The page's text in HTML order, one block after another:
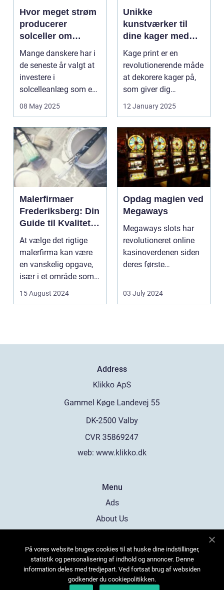
Hvor meget strøm
producerer
solceller om
vinteren?
Mange danskere har i
de seneste år valgt at
investere i
solcelleanlæg som en
bæred...
08 May 2025
Unikke
kunstværker til
dine kager med
kage print
Kage print er en
revolutionerende måde
at dekorere kager på,
som giver dig
mulighed for ...
12 January 2025
Malerfirmaer
Frederiksberg: Din
Guide til Kvalitet
og Service
At vælge det rigtige
malerfirma kan være
en vanskelig opgave,
især i et område som
Frederiksberg, hv...
15 August 2024
Opdag magien ved
Megaways
Megaways slots har
revolutioneret online
kasinoverdenen siden
deres første
spillea...
03 July 2024
Address
web: www.klikko.dk
Menu
Ads
About Us
Contact
Sitemap
På vores website bruges cookies til at huske dine indstillinger,
statistik og personalisering af indhold og annoncer. Denne
information deles med tredjepart. Ved fortsat brug af websiden
godkender du cookiepolitikken.